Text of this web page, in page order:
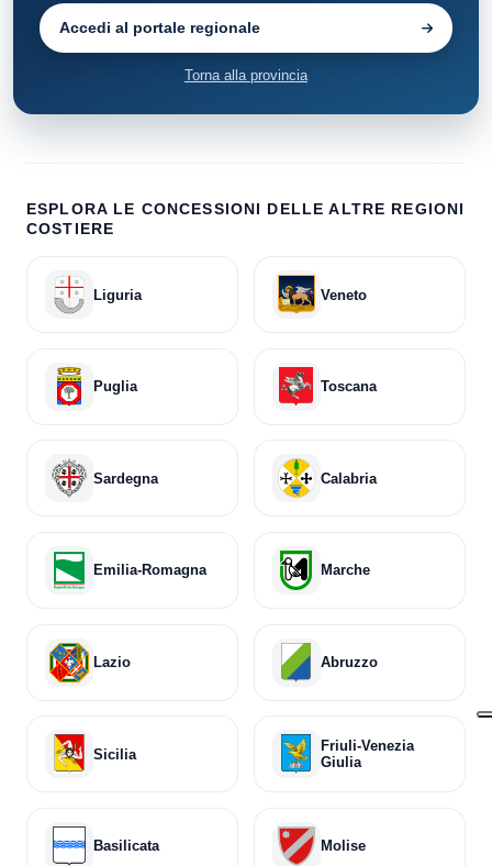
Praiano 13
San Giovanni a Piro
Santa Marina 27
Vibonati
Accedi al portale regionale
Torna alla provincia
ESPLORA LE CONCESSIONI DELLE ALTRE REGIONI
COSTIERE
Liguria Veneto
Puglia Toscana
Sardegna Calabria
Emilia-Romagna Marche
Lazio Abruzzo
Sicilia
Friuli-Venezia
Giulia
Basilicata Molise